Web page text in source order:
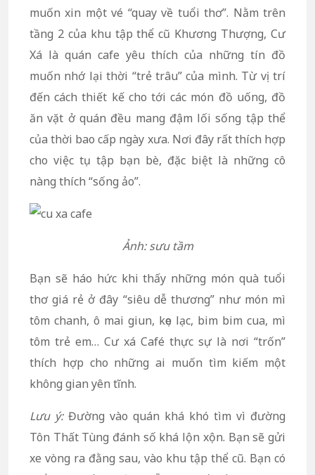
muốn xin một vé “quay về tuổi thơ”. Nằm trên
tầng 2 của khu tập thể cũ Khương Thượng, Cư
Xá là quán cafe yêu thích của những tín đồ
muốn nhớ lại thời “trẻ trâu” của mình. Từ vị trí
đến cách thiết kế cho tới các món đồ uống, đồ
ăn vặt ở quán đều mang đậm lối sống tập thể
của thời bao cấp ngày xưa. Nơi đây rất thích hợp
cho việc tụ tập bạn bè, đặc biệt là những cô
nàng thích “sống ảo”.
Ảnh: sưu tầm
Bạn sẽ háo hức khi thấy những món quà tuổi
thơ giá rẻ ở đây “siêu dễ thương” như món mì
tôm chanh, ô mai giun, kẹo lạc, bim bim cua, mì
tôm trẻ em… Cư xá Café thực sự là nơi “trốn”
thích hợp cho những ai muốn tìm kiếm một
không gian yên tĩnh.
Lưu ý:Đường vào quán khá khó tìm vì đường
Tôn Thất Tùng đánh số khá lộn xộn. Bạn sẽ gửi
xe vòng ra đằng sau, vào khu tập thể cũ. Bạn có